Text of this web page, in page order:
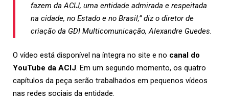
fazem da ACIJ, uma entidade admirada e respeitada
na cidade, no Estado e no Brasil,” diz o diretor de
criação da GDI Multicomunicação, Alexandre Guedes.
O vídeo está disponível na íntegra no site e no canal do
YouTube da ACIJ. Em um segundo momento, os quatro
capítulos da peça serão trabalhados em pequenos vídeos
nas redes sociais da entidade.